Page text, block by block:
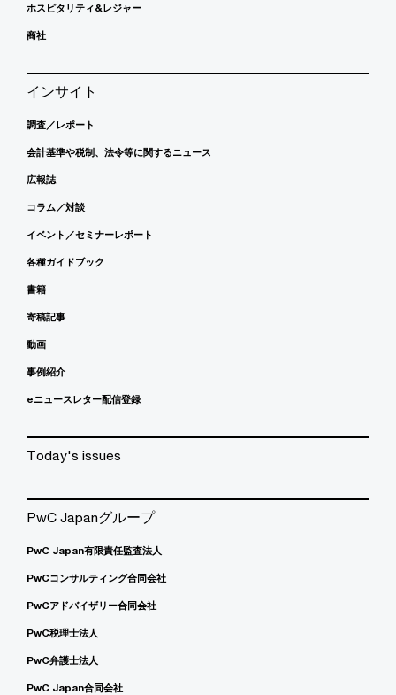
ホスピタリティ&レジャー
商社
インサイト
調査／レポート
会計基準や税制、法令等に関するニュース
広報誌
コラム／対談
イベント／セミナーレポート
各種ガイドブック
書籍
寄稿記事
動画
事例紹介
eニュースレター配信登録
Today's issues
PwC Japanグループ
PwC Japan有限責任監査法人
PwCコンサルティング合同会社
PwCアドバイザリー合同会社
PwC税理士法人
PwC弁護士法人
PwC Japan合同会社